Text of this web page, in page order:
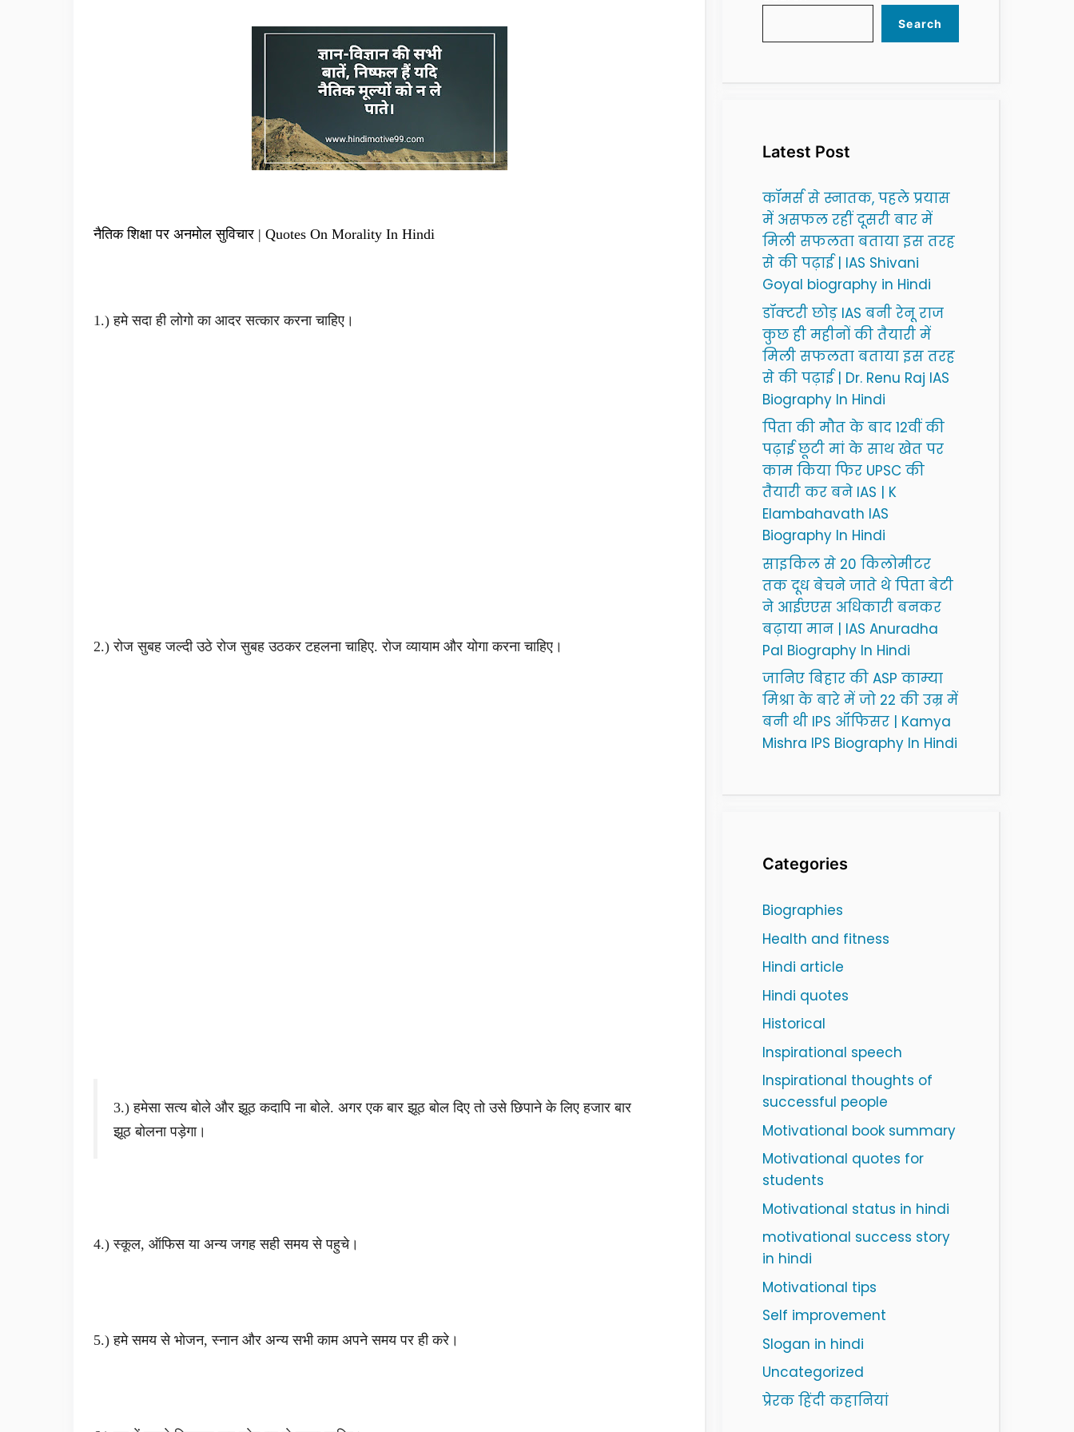
नैतिक शिक्षा पर अनमोल सुविचार | Quotes On Morality In Hindi
1.) हमे सदा ही लोगो का आदर सत्कार करना चाहिए।
2.) रोज सुबह जल्दी उठे रोज सुबह उठकर टहलना चाहिए. रोज व्यायाम और योगा करना चाहिए।
3.) हमेसा सत्य बोले और झूठ कदापि ना बोले. अगर एक बार झूठ बोल दिए तो उसे छिपाने के लिए हजार बार
झूठ बोलना पड़ेगा।
4.) स्कूल, ऑफिस या अन्य जगह सही समय से पहुचे।
5.) हमे समय से भोजन, स्नान और अन्य सभी काम अपने समय पर ही करे।
Search
Latest Post
कॉमर्स से स्नातक, पहले प्रयास
में असफल रहीं दूसरी बार में
मिली सफलता बताया इस तरह
से की पढ़ाई | IAS Shivani
Goyal biography in Hindi
डॉक्टरी छोड़ IAS बनी रेनू राज
कुछ ही महीनों की तैयारी में
मिली सफलता बताया इस तरह
से की पढ़ाई | Dr. Renu Raj IAS
Biography In Hindi
पिता की मौत के बाद 12वीं की
पढ़ाई छूटी मां के साथ खेत पर
काम किया फिर UPSC की
तैयारी कर बने IAS | K
Elambahavath IAS
Biography In Hindi
साइकिल से 20 किलोमीटर
तक दूध बेचने जाते थे पिता बेटी
ने आईएएस अधिकारी बनकर
बढ़ाया मान | IAS Anuradha
Pal Biography In Hindi
जानिए बिहार की ASP काम्या
मिश्रा के बारे में जो 22 की उम्र में
बनी थी IPS ऑफिसर | Kamya
Mishra IPS Biography In Hindi
Categories
Biographies
Health and fitness
Hindi article
Hindi quotes
Historical
Inspirational speech
Inspirational thoughts of
successful people
Motivational book summary
Motivational quotes for
students
Motivational status in hindi
motivational success story
in hindi
Motivational tips
Self improvement
Slogan in hindi
Uncategorized
प्रेरक हिंदी कहानियां